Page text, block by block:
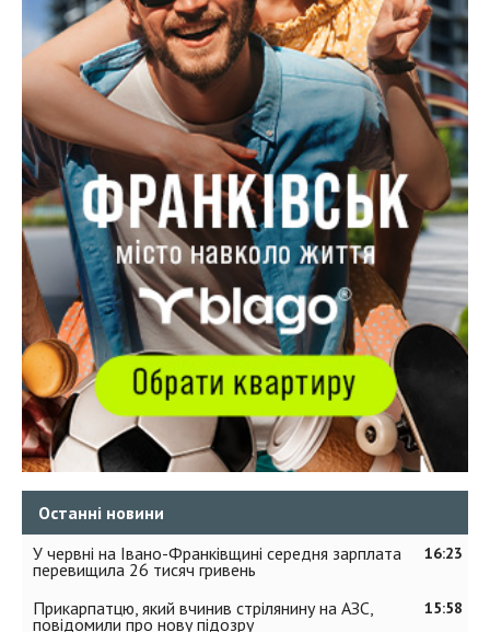
Останні новини
16:23
У червні на Івано-Франківщині середня зарплата
перевищила 26 тисяч гривень
15:58
Прикарпатцю, який вчинив стрілянину на АЗС,
повідомили про нову підозру